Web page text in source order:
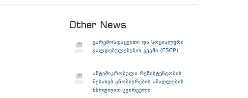
Other News
გარემოსდაცვითი და სოციალური
ვალდებულებების გეგმა (ESCP)
ანტიმიკრობული რეზისტენტობის
შესახებ ცნობიერების ამაღლების
მსოფლიო კვირეული